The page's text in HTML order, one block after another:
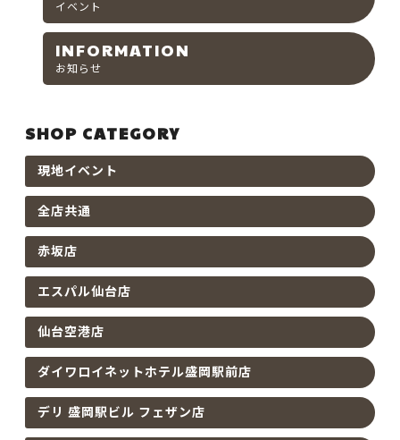
イベント
INFORMATION
お知らせ
SHOP CATEGORY
現地イベント
全店共通
赤坂店
エスパル仙台店
仙台空港店
ダイワロイネットホテル盛岡駅前店
デリ 盛岡駅ビル フェザン店